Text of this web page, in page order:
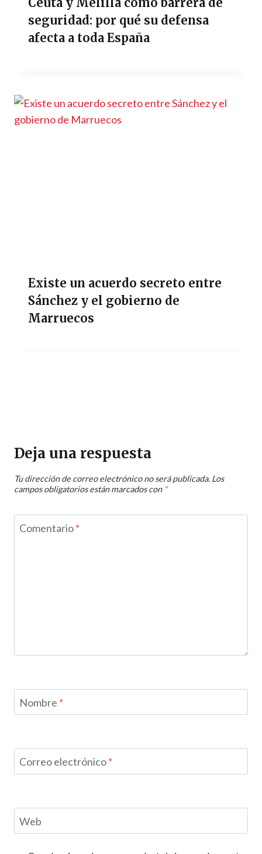
seguridad: por qué su defensa
afecta a toda España
Existe un acuerdo secreto entre
Sánchez y el gobierno de
Marruecos
Deja una respuesta
Tu dirección de correo electrónico no será publicada. Los
campos obligatorios están marcados con *
Comentario*
Nombre *
Correo electrónico*
Web